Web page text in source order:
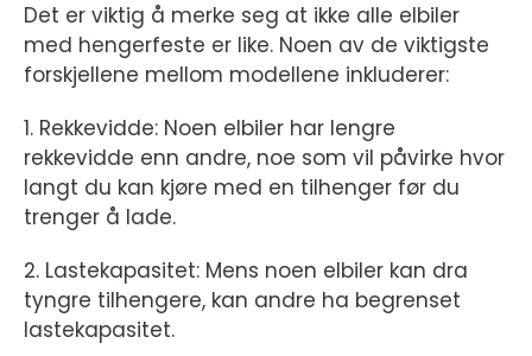
Det er viktig å merke seg at ikke alle elbiler
med hengerfeste er like. Noen av de viktigste
forskjellene mellom modellene inkluderer:
1. Rekkevidde: Noen elbiler har lengre
rekkevidde enn andre, noe som vil påvirke hvor
langt du kan kjøre med en tilhenger før du
trenger å lade.
2. Lastekapasitet: Mens noen elbiler kan dra
tyngre tilhengere, kan andre ha begrenset
lastekapasitet.